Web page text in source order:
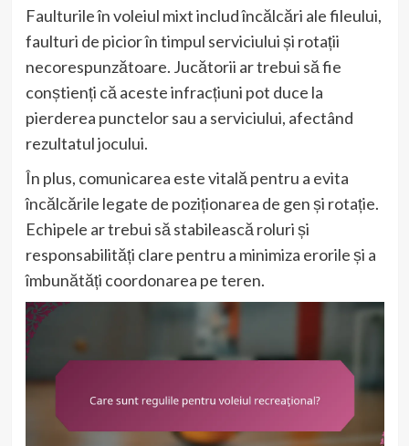
Faulturile în voleiul mixt includ încălcări ale fileului,
faulturi de picior în timpul serviciului și rotații
necorespunzătoare. Jucătorii ar trebui să fie
conștienți că aceste infracțiuni pot duce la
pierderea punctelor sau a serviciului, afectând
rezultatul jocului.
În plus, comunicarea este vitală pentru a evita
încălcările legate de poziționarea de gen și rotație.
Echipele ar trebui să stabilească roluri și
responsabilități clare pentru a minimiza erorile și a
îmbunătăți coordonarea pe teren.